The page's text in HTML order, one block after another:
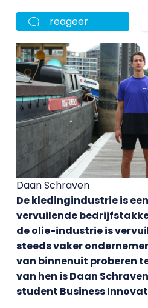
reageer
Daan Schraven
De kledingindustrie is
vervuilende
de olie-industrie is
steeds vaker
van binnenuit proberen
van hen is Daan
student Business